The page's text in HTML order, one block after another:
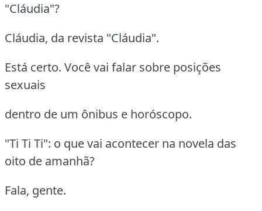
"Cláudia"?
Cláudia, da revista "Cláudia".
Está certo. Você vai falar sobre posições
sexuais
dentro de um ônibus e horóscopo.
"Ti Ti Ti": o que vai acontecer na novela das
oito de amanhã?
Fala, gente.